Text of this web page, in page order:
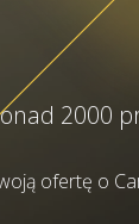
2000
ofertę o